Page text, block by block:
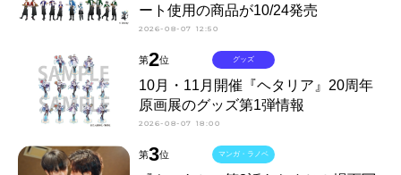
ート使用の商品が10/24発売
2026-08-07 12:50
第2位
10月・11月開催『ヘタリア』20周年
原画展のグッズ第1弾情報
2026-08-07 18:00
グッズ
第3位 マンガ・ラノベ